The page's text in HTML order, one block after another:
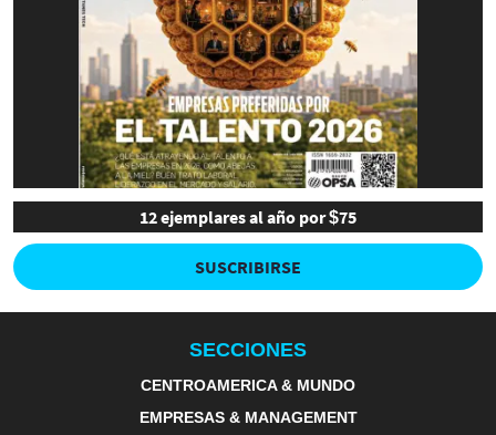
12 ejemplares al año por $75
SUSCRIBIRSE
SECCIONES
CENTROAMERICA & MUNDO
EMPRESAS & MANAGEMENT